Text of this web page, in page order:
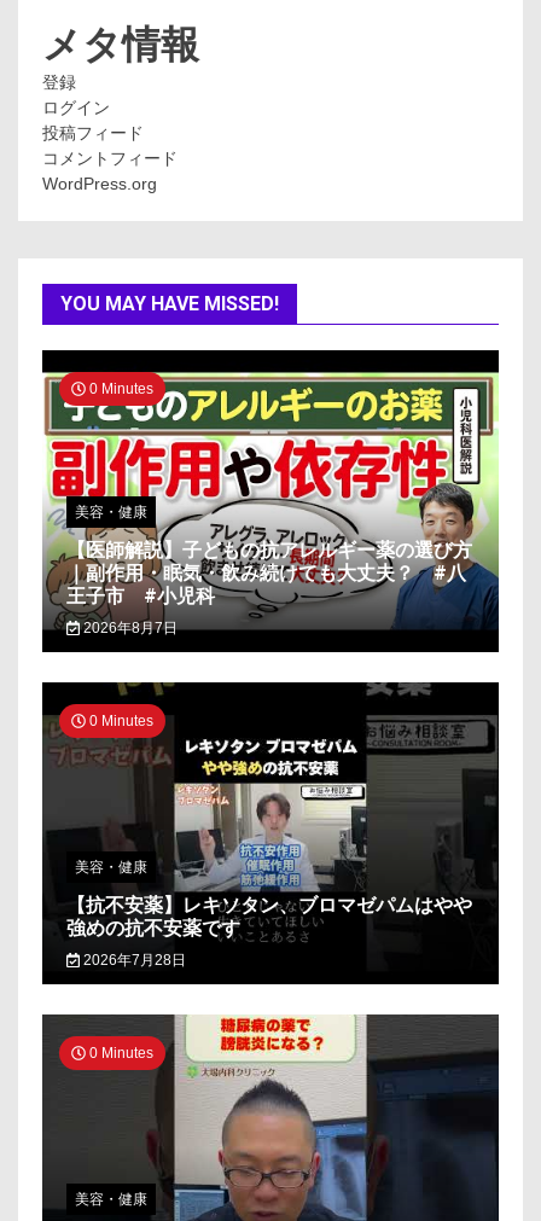
メタ情報
登録
ログイン
投稿フィード
コメントフィード
WordPress.org
YOU MAY HAVE MISSED!
0 Minutes
美容・健康
【医師解説】子どもの抗アレルギー薬の選び方
｜副作用・眠気・飲み続けても大丈夫？ #八
王子市 #小児科
2026年8月7日
0 Minutes
美容・健康
【抗不安薬】レキソタン、ブロマゼパムはやや
強めの抗不安薬です
2026年7月28日
0 Minutes
美容・健康